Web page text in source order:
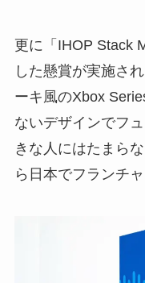
更に「IHOP Stack
した懸賞が実施さ
ーキ風のXbox
ないデザインでフ
きな人にはたまら
ら日本でフランチ